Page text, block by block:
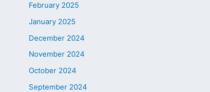
February 2025
January 2025
December 2024
November 2024
October 2024
September 2024